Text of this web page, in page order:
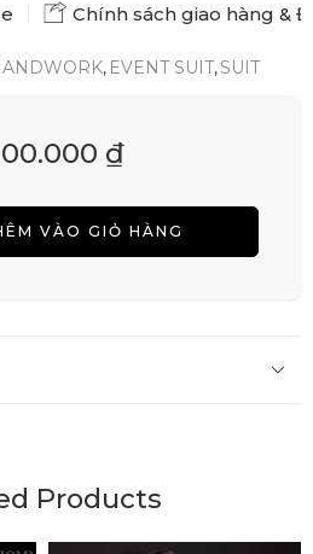
Chính sách giao hàng &
, EVENT SUIT,SUIT
₫
VÀO GIỎ HÀNG
Products